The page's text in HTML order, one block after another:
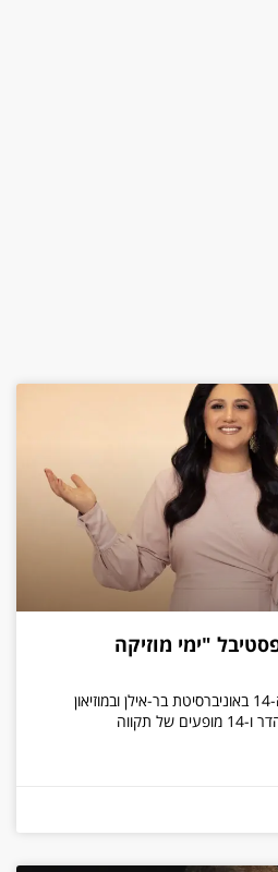
"ימי מוזיקה
פסטיבל ימי מוזיקה יהודית ה-14 באוניברסיטת בר-אילן ובמוזיאון
תקווה